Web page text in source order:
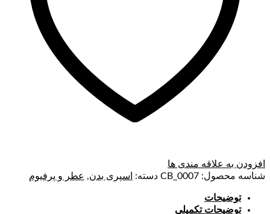
افزودن به علاقه مندی ها
شناسه محصول: CB_0007 دسته: اسپری بدن, عطر و پرفیوم
توضیحات
توضیحات تکمیلی